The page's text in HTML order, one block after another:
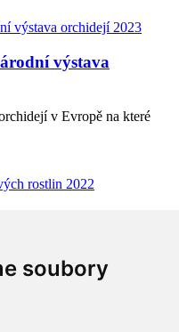
soubory
výstava
v Evropě na které
rostlin 2022
masožravých rostlin v